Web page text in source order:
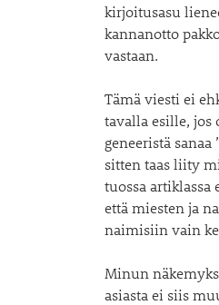
kirjoitusasu
kannanotto
vastaan.
Tämä viesti ei
tavalla esille, jos
geneeristä
sitten taas liity
tuossa artiklassa
että miesten ja
naimisiin vain
Minun
asiasta ei siis